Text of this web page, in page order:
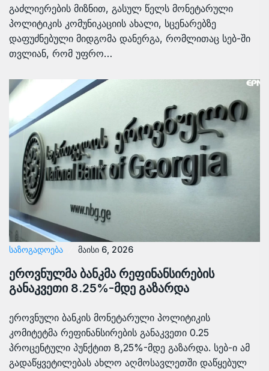
გაძლიერების მიზნით, გასულ წელს მონეტარული
პოლიტიკის კომუნიკაციის ახალი, სცენარებზე
დაფუძნებული მიდგომა დანერგა, რომლითაც სებ-ში
თვლიან, რომ უფრო…
ᲡᲐᲖᲝᲒᲐᲓᲝᲔᲑᲐ მაისი 6, 2026
ეროვნულმა ბანკმა რეფინანსირების
განაკვეთი 8.25%-მდე გაზარდა
ეროვნული ბანკის მონეტარული პოლიტიკის
კომიტეტმა რეფინანსირების განაკვეთი 0.25
პროცენტული პუნქტით 8,25%-მდე გაზარდა. სებ-ი ამ
გადაწყვეტილებას ახლო აღმოსავლეთში დაწყებულ